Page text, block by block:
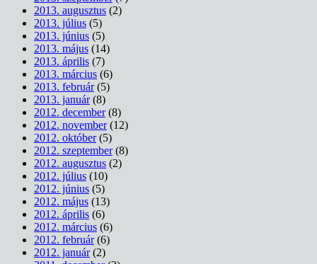
2013. augusztus (2)
2013. július (5)
2013. június (5)
2013. május (14)
2013. április (7)
2013. március (6)
2013. február(5)
2013. január(8)
2012. december(8)
2012. november(12)
2012. október(5)
2012. szeptember(8)
2012. augusztus (2)
2012. július (10)
2012. június (5)
2012. május (13)
2012. április (6)
2012. március (6)
2012. február(6)
2012. január(2)